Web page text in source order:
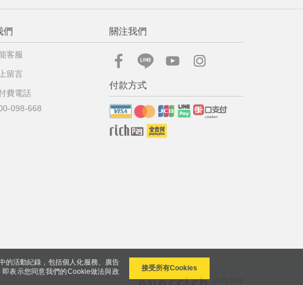
的活動紀錄，包括個人化服務、廣告
表示您同意我們的Cookie做法與政
接受所有Cookies
們
客服
留言
費電話
098-668
關注我們
付款方式